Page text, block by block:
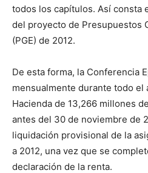
todos los capítulos. Así consta
del proyecto de Presupuestos
(PGE) de 2012.
De esta forma, la Conferencia
mensualmente durante todo el
Hacienda de 13,266 millones
antes del 30 de noviembre de
liquidación provisional de la
a 2012, una vez que se
declaración de la renta.